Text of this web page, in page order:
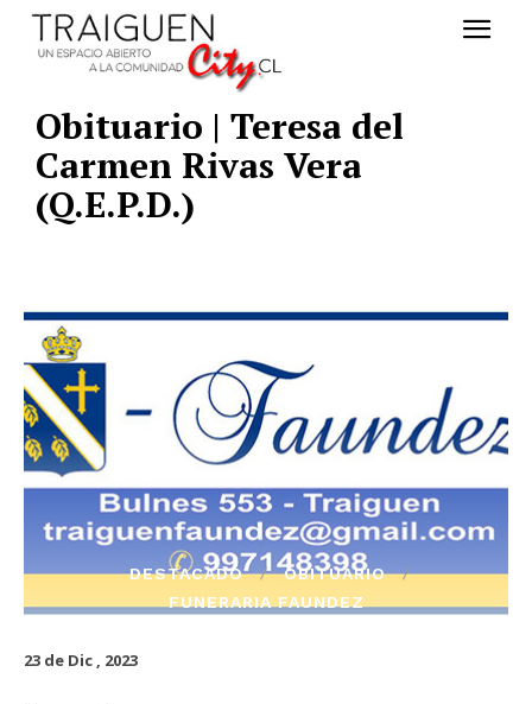
Obituario | Teresa del
Carmen Rivas Vera
(Q.E.P.D.)
DESTACADO
OBITUARIO
FUNERARIA FAUNDEZ
23 de Dic , 2023